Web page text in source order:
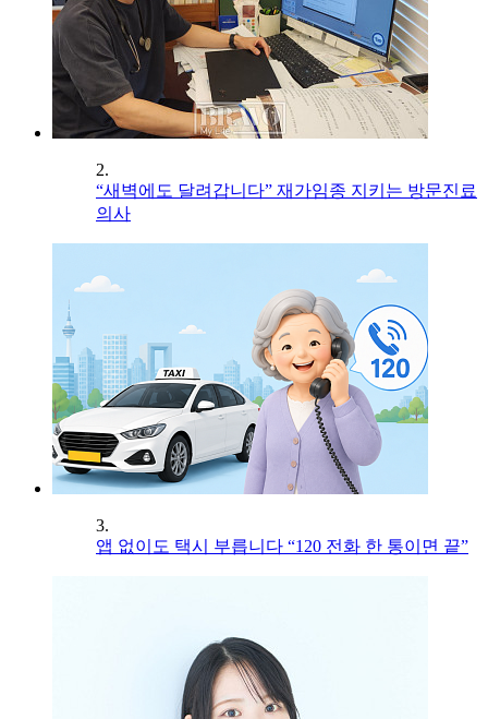
2.
“새벽에도 달려갑니다” 재가임종 지키는 방문진료
의사
3.
앱 없이도 택시 부릅니다 “120 전화 한 통이면 끝”